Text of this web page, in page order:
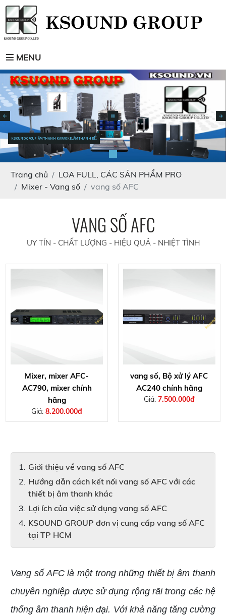
MENU
KSOUND GROUP, ÂM THANH KARAOKE, ÂM THANH RẺ
Trang chủ
LOA FULL, CÁC SẢN PHẨM PRO
Mixer - Vang số
vang số AFC
VANG SỐ AFC
UY TÍN - CHẤT LƯỢNG - HIỆU QUẢ - NHIỆT TÌNH
Mixer, mixer AFC-
AC790, mixer chính
hãng
Giá:8.200.000đ
vang số, Bộ xử lý AFC
AC240 chính hãng
Giá: 7.500.000đ
Giới thiệu về vang số AFC
Hướng dẫn cách kết nối vang số AFC với các
thiết bị âm thanh khác
Lợi ích của việc sử dụng vang số AFC
KSOUND GROUP đơn vị cung cấp vang số AFC
tại TP HCM
Vang số AFC là một trong những thiết bị âm thanh
chuyên nghiệp được sử dụng rộng rãi trong các hệ
thống âm thanh hiện đại. Với khả năng tăng cường